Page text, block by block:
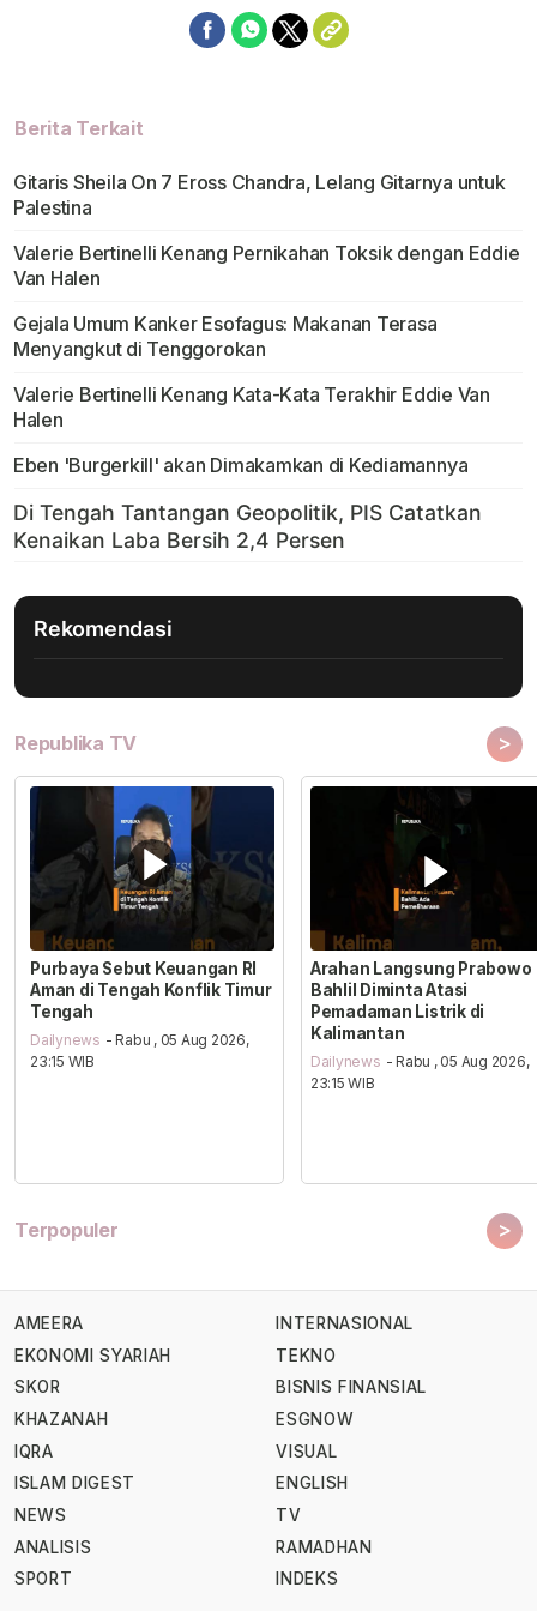
Berita Terkait
Gitaris Sheila On 7 Eross Chandra, Lelang Gitarnya untuk
Palestina
Valerie Bertinelli Kenang Pernikahan Toksik dengan Eddie
Van Halen
Gejala Umum Kanker Esofagus: Makanan Terasa
Menyangkut di Tenggorokan
Valerie Bertinelli Kenang Kata-Kata Terakhir Eddie Van
Halen
Eben 'Burgerkill' akan Dimakamkan di Kediamannya
Rekomendasi
Republika TV >
Purbaya Sebut Keuangan RI
Aman di Tengah Konflik Timur
Tengah
Dailynews - Rabu , 05 Aug 2026,
23:15 WIB
Arahan Langsung Prabowo
Bahlil Diminta Atasi
Pemadaman Listrik di
Kalimantan
Dailynews - Rabu , 05 Aug 2026,
23:15 WIB
Terpopuler >
AMEERA
EKONOMI SYARIAH
SKOR
KHAZANAH
IQRA
ISLAM DIGEST
NEWS
ANALISIS
SPORT
INTERNASIONAL
TEKNO
BISNIS FINANSIAL
ESGNOW
VISUAL
ENGLISH
TV
RAMADHAN
INDEKS